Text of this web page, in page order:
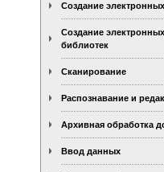
Создание
Создание электронных
библиотек
Сканирование
Распознавание и
Архивная обработка
Ввод данных